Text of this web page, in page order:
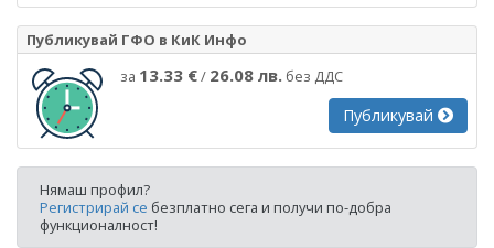
Публикувай ГФО в КиК Инфо
за 13.33 €/ 26.08 лв. без ДДС
Публикувай
Нямаш профил?
Регистрирай се безплатно сега и получи по-добра
функционалност!